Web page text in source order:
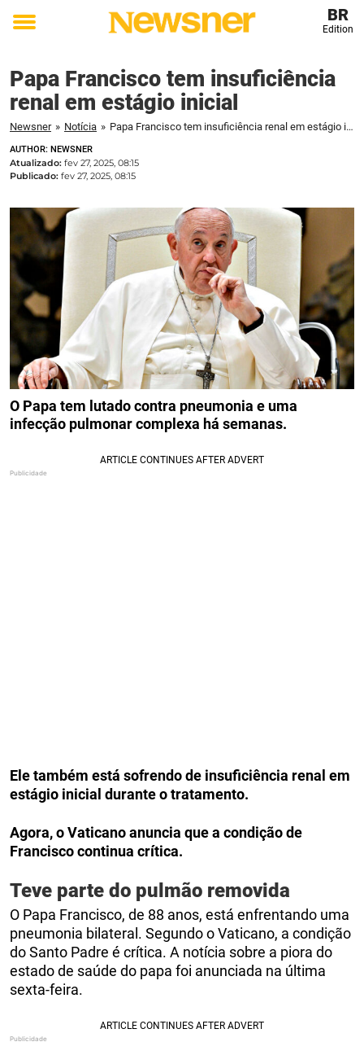
Toggle
BR
Edition
Papa Francisco tem insuficiência
renal em estágio inicial
Newsner » Notícia » Papa Francisco tem insuficiência renal em estágio inicial
AUTHOR: NEWSNER
Atualizado: fev 27, 2025, 08:15
Publicado: fev 27, 2025, 08:15
O Papa tem lutado contra pneumonia e uma
infecção pulmonar complexa há semanas.
Ele também está sofrendo de insuficiência renal em
estágio inicial durante o tratamento.
Agora, o Vaticano anuncia que a condição de
Francisco continua crítica.
Teve parte do pulmão removida
O Papa Francisco, de 88 anos, está enfrentando uma
pneumonia bilateral. Segundo o Vaticano, a condição
do Santo Padre é crítica. A notícia sobre a piora do
estado de saúde do papa foi anunciada na última
sexta-feira.